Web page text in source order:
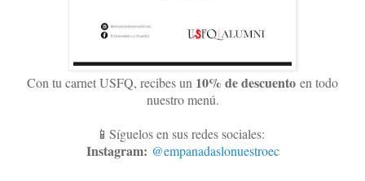
Con tu carnet USFQ, recibes un 10% de descuento en todo
nuestro menú.
📱Síguelos en sus redes sociales:
Instagram: @empanadaslonuestroec